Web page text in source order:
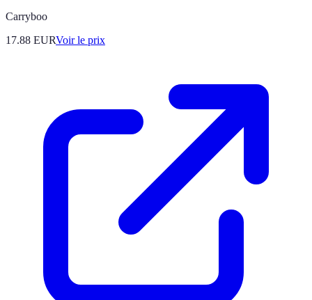
Carryboo
17.88 EURVoir le prix